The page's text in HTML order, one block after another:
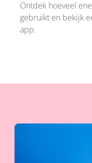
Ontdek hoeveel
gebruikt en bekijk
app.